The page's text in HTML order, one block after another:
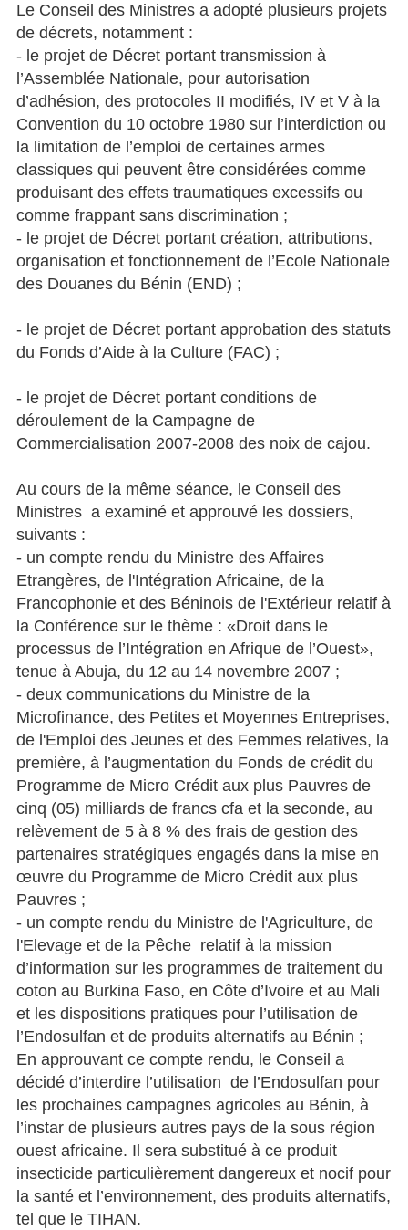
Le Conseil des Ministres a adopté plusieurs projets
de décrets, notamment :
- le projet de Décret portant transmission à
l’Assemblée Nationale, pour autorisation
d’adhésion, des protocoles II modifiés, IV et V à la
Convention du 10 octobre 1980 sur l’interdiction ou
la limitation de l’emploi de certaines armes
classiques qui peuvent être considérées comme
produisant des effets traumatiques excessifs ou
comme frappant sans discrimination ;
- le projet de Décret portant création, attributions,
organisation et fonctionnement de l’Ecole Nationale
des Douanes du Bénin (END) ;
- le projet de Décret portant approbation des statuts
du Fonds d’Aide à la Culture (FAC) ;
- le projet de Décret portant conditions de
déroulement de la Campagne de
Commercialisation 2007-2008 des noix de cajou.
Au cours de la même séance, le Conseil des
Ministres a examiné et approuvé les dossiers,
suivants :
- un compte rendu du Ministre des Affaires
Etrangères, de l'Intégration Africaine, de la
Francophonie et des Béninois de l'Extérieur relatif à
la Conférence sur le thème : «Droit dans le
processus de l’Intégration en Afrique de l’Ouest»,
tenue à Abuja, du 12 au 14 novembre 2007 ;
- deux communications du Ministre de la
Microfinance, des Petites et Moyennes Entreprises,
de l'Emploi des Jeunes et des Femmes relatives, la
première, à l’augmentation du Fonds de crédit du
Programme de Micro Crédit aux plus Pauvres de
cinq (05) milliards de francs cfa et la seconde, au
relèvement de 5 à 8 % des frais de gestion des
partenaires stratégiques engagés dans la mise en
œuvre du Programme de Micro Crédit aux plus
Pauvres ;
- un compte rendu du Ministre de l'Agriculture, de
l'Elevage et de la Pêche relatif à la mission
d’information sur les programmes de traitement du
coton au Burkina Faso, en Côte d’Ivoire et au Mali
et les dispositions pratiques pour l’utilisation de
l’Endosulfan et de produits alternatifs au Bénin ;
En approuvant ce compte rendu, le Conseil a
décidé d’interdire l’utilisation de l’Endosulfan pour
les prochaines campagnes agricoles au Bénin, à
l’instar de plusieurs autres pays de la sous région
ouest africaine. Il sera substitué à ce produit
insecticide particulièrement dangereux et nocif pour
la santé et l’environnement, des produits alternatifs,
tel que le TIHAN.